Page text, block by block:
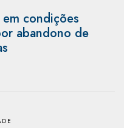
condições
abandono de